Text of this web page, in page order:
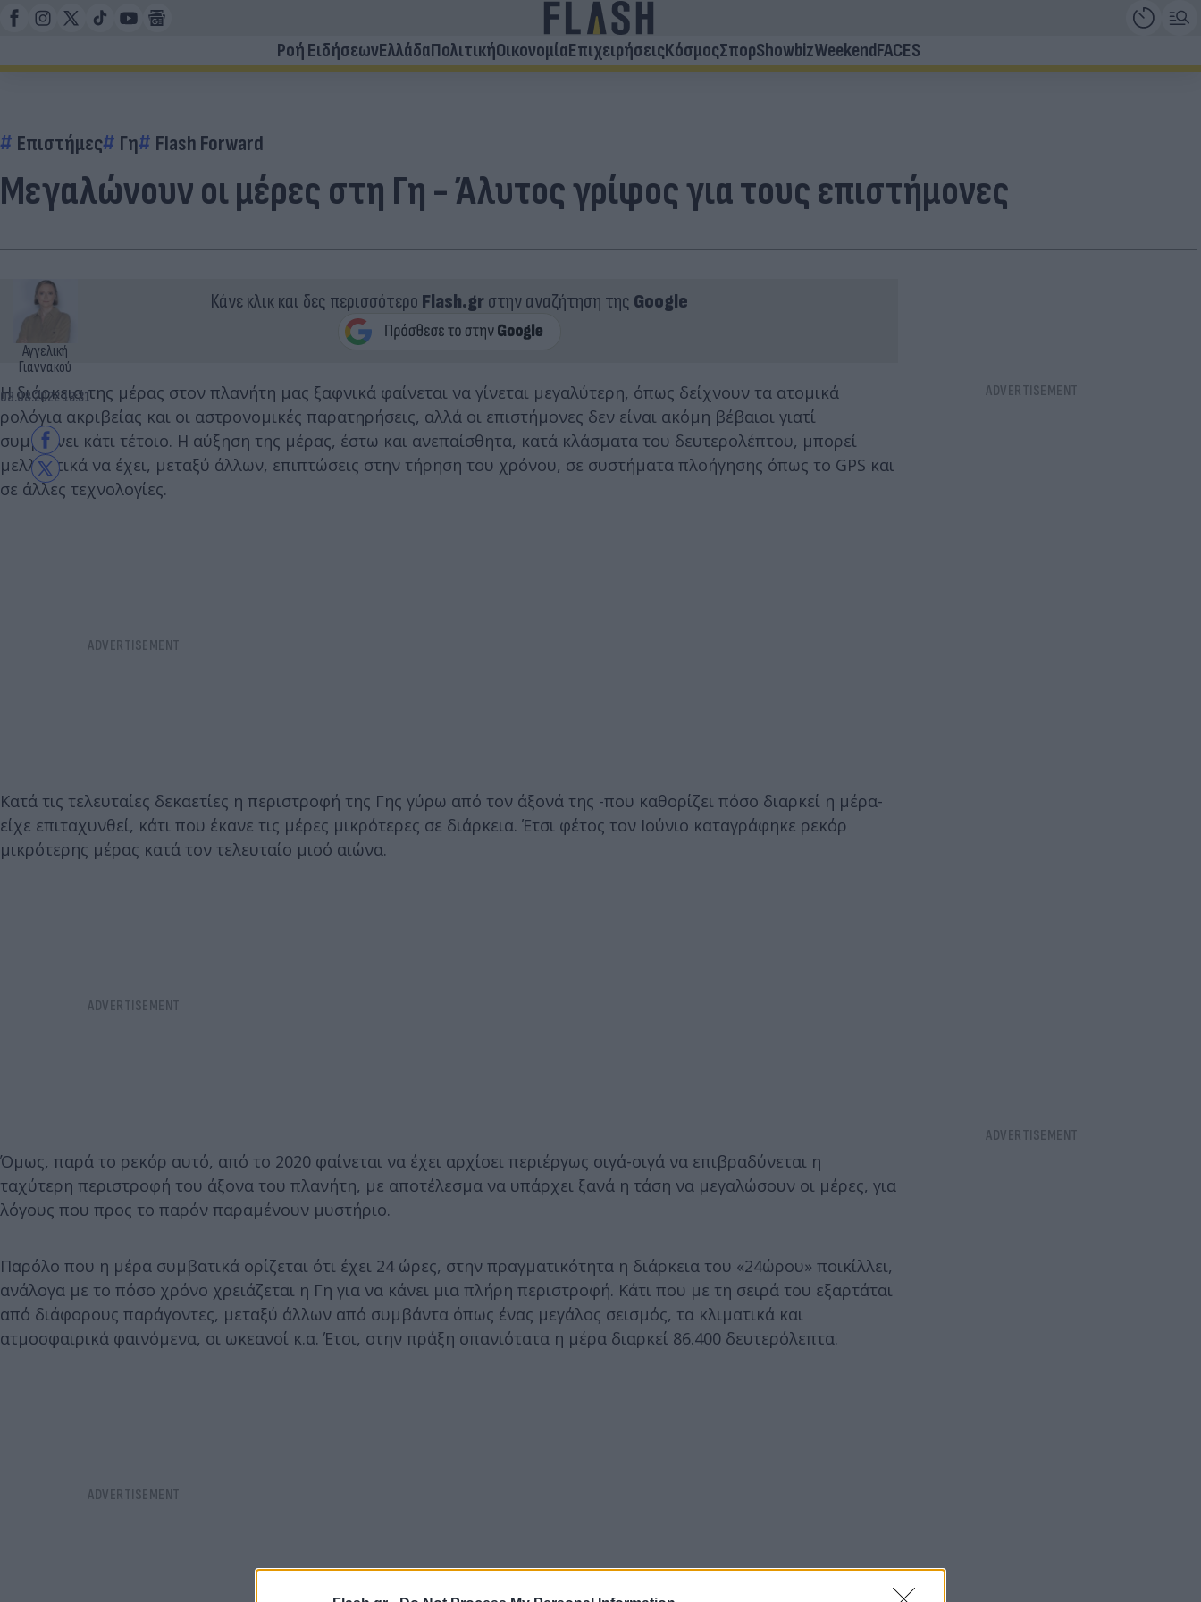
Ροή ΕιδήσεωνΕλλάδαΠολιτικήΟικονομίαΕπιχειρήσειςΚόσμοςΣπορShowbizWeekendFACES
Επιστήμες Γη Flash Forward
Μεγαλώνουν οι μέρες στη Γη - Άλυτος γρίφος για τους επιστήμονες
Αγγελική
Γιαννακού
08.08.2022 13:31
Κάνε κλικ και δες περισσότερο Flash.grστην αναζήτηση της Google
Η διάρκεια της μέρας στον πλανήτη μας ξαφνικά φαίνεται να γίνεται μεγαλύτερη, όπως δείχνουν τα ατομικά
ρολόγια ακριβείας και οι αστρονομικές παρατηρήσεις, αλλά οι επιστήμονες δεν είναι ακόμη βέβαιοι γιατί
συμβαίνει κάτι τέτοιο. Η αύξηση της μέρας, έστω και ανεπαίσθητα, κατά κλάσματα του δευτερολέπτου, μπορεί
μελλοντικά να έχει, μεταξύ άλλων, επιπτώσεις στην τήρηση του χρόνου, σε συστήματα πλοήγησης όπως το GPS και
σε άλλες τεχνολογίες.
Κατά τις τελευταίες δεκαετίες η περιστροφή της Γης γύρω από τον άξονά της -που καθορίζει πόσο διαρκεί η μέρα-
είχε επιταχυνθεί, κάτι που έκανε τις μέρες μικρότερες σε διάρκεια. Έτσι φέτος τον Ιούνιο καταγράφηκε ρεκόρ
μικρότερης μέρας κατά τον τελευταίο μισό αιώνα.
Όμως, παρά το ρεκόρ αυτό, από το 2020 φαίνεται να έχει αρχίσει περιέργως σιγά-σιγά να επιβραδύνεται η
ταχύτερη περιστροφή του άξονα του πλανήτη, με αποτέλεσμα να υπάρχει ξανά η τάση να μεγαλώσουν οι μέρες, για
λόγους που προς το παρόν παραμένουν μυστήριο.
Παρόλο που η μέρα συμβατικά ορίζεται ότι έχει 24 ώρες, στην πραγματικότητα η διάρκεια του «24ώρου» ποικίλλει,
ανάλογα με το πόσο χρόνο χρειάζεται η Γη για να κάνει μια πλήρη περιστροφή. Κάτι που με τη σειρά του εξαρτάται
από διάφορους παράγοντες, μεταξύ άλλων από συμβάντα όπως ένας μεγάλος σεισμός, τα κλιματικά και
ατμοσφαιρικά φαινόμενα, οι ωκεανοί κ.α. Έτσι, στην πράξη σπανιότατα η μέρα διαρκεί 86.400 δευτερόλεπτα.